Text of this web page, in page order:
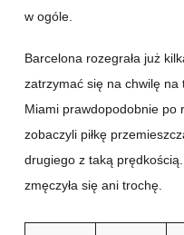
w ogóle.
Barcelona rozegrała już
zatrzymać się na chwilę na
Miami prawdopodobnie po
zobaczyli piłkę
drugiego z taką
zmęczyła się ani trochę.